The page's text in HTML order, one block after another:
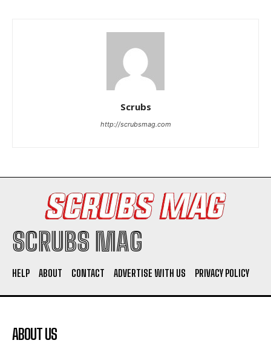
Scrubs
http://scrubsmag.com
SCRUBS MAG
HELP ABOUT CONTACT ADVERTISE WITH US PRIVACY POLICY
ABOUT US